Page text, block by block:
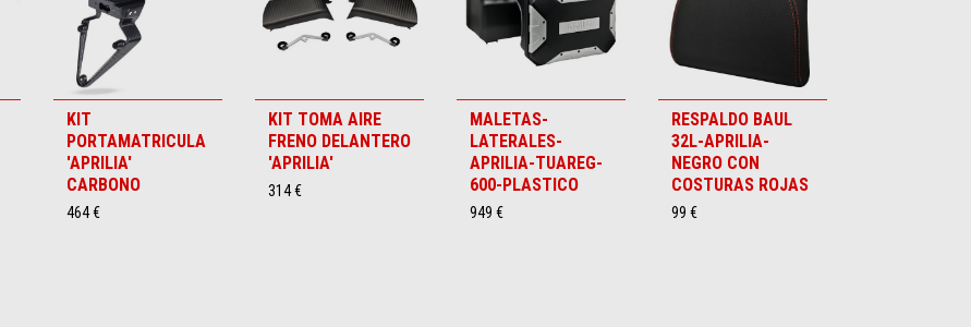
KIT
PORTAMATRICULA
'APRILIA'
CARBONO
464 €
KIT TOMA AIRE
FRENO DELANTERO
'APRILIA'
314 €
MALETAS-
LATERALES-
APRILIA-TUAREG-
600-PLASTICO
949 €
RESPALDO BAUL
32L-APRILIA-
NEGRO CON
COSTURAS ROJAS
99 €